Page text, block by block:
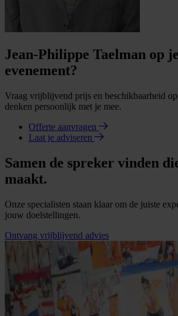
Jean-Philippe Taelman op
evenement?
Vraag vrijblijvend prijs en beschikbaarheid
denken persoonlijk met je mee.
Offerte aanvragen
Laat je adviseren
Samen de spreker vinden
maakt.
Onze specialisten staan klaar om de juiste
jouw doelstellingen.
Ontvang vrijblijvend advies